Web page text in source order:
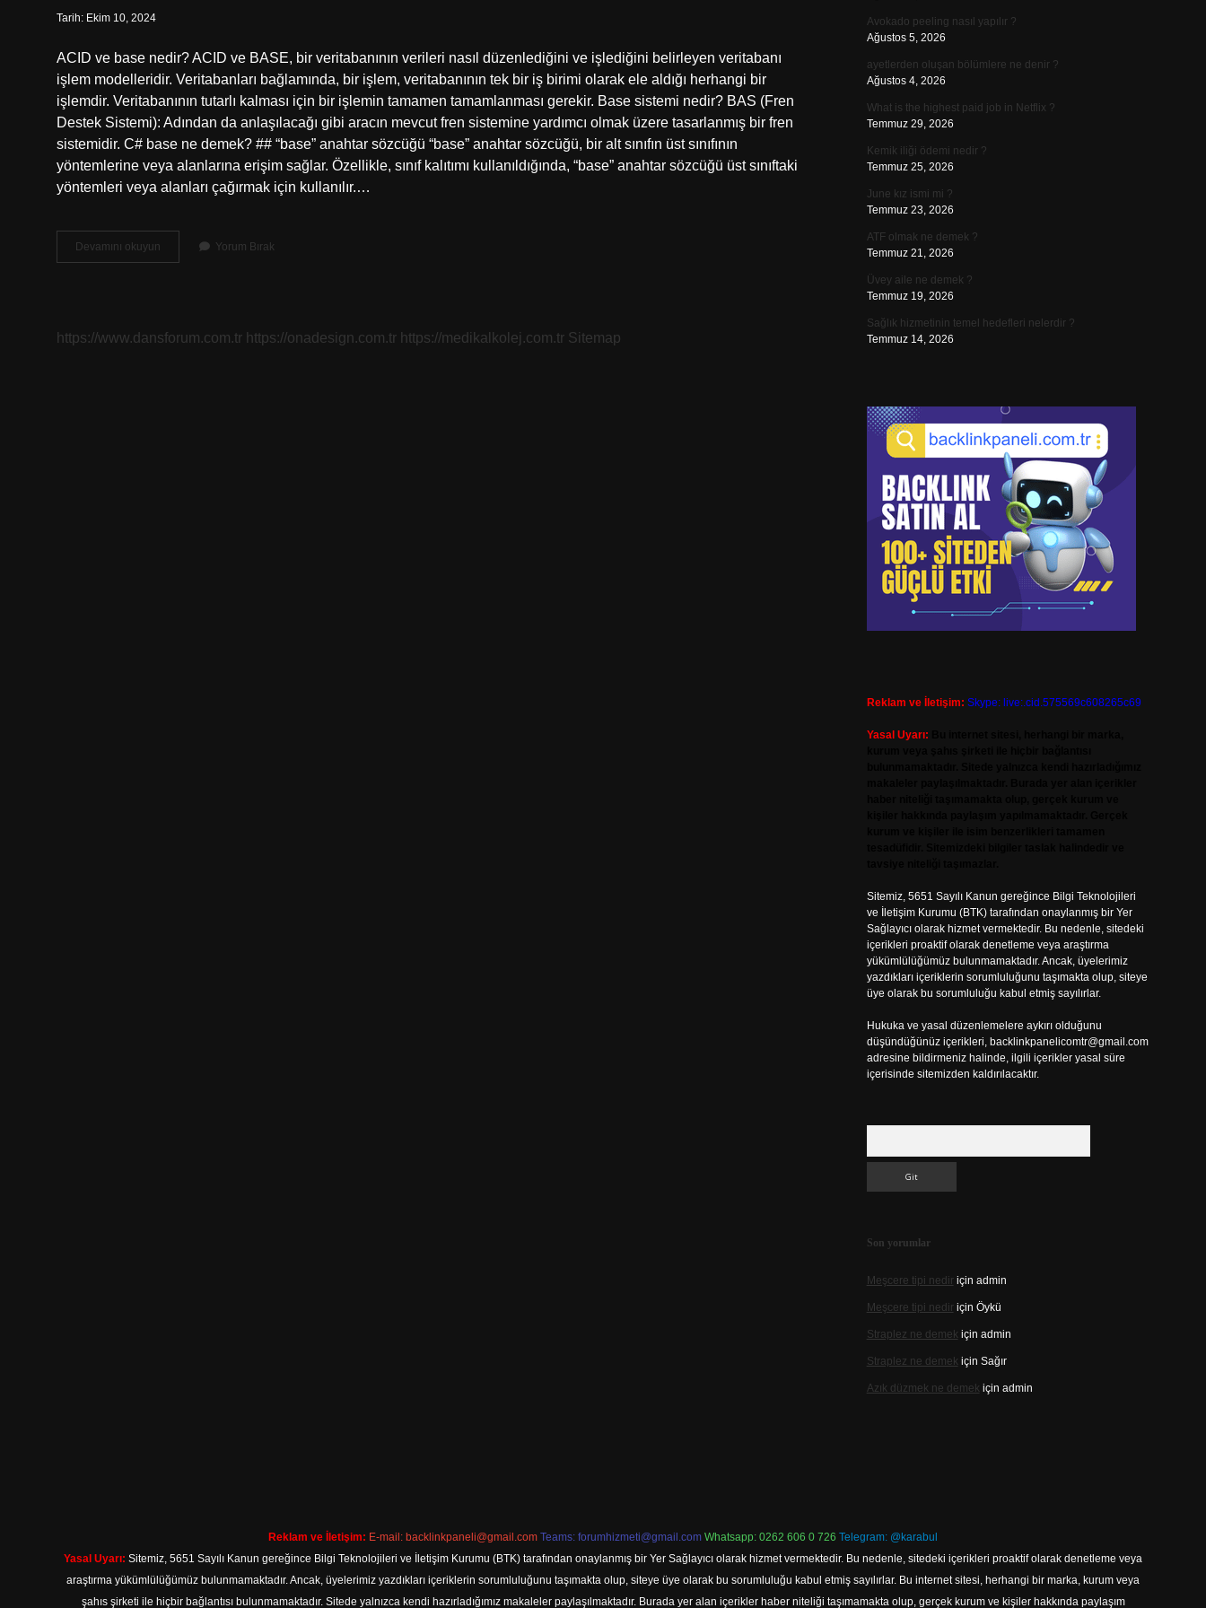
Tarih: Ekim 10, 2024
ACID ve base nedir? ACID ve BASE, bir veritabanının verileri nasıl düzenlediğini ve işlediğini belirleyen veritabanı
işlem modelleridir. Veritabanları bağlamında, bir işlem, veritabanının tek bir iş birimi olarak ele aldığı herhangi bir
işlemdir. Veritabanının tutarlı kalması için bir işlemin tamamen tamamlanması gerekir. Base sistemi nedir? BAS (Fren
Destek Sistemi): Adından da anlaşılacağı gibi aracın mevcut fren sistemine yardımcı olmak üzere tasarlanmış bir fren
sistemidir. C# base ne demek? ## “base” anahtar sözcüğü “base” anahtar sözcüğü, bir alt sınıfın üst sınıfının
yöntemlerine veya alanlarına erişim sağlar. Özellikle, sınıf kalıtımı kullanıldığında, “base” anahtar sözcüğü üst sınıftaki
yöntemleri veya alanları çağırmak için kullanılır.…
Devamını okuyun
Ne
Yorum Bırak
https://www.dansforum.com.tr https://onadesign.com.tr https://medikalkolej.com.tr Sitemap
Avokado peeling nasıl yapılır ?
Ağustos 5, 2026
ayetlerden oluşan bölümlere ne denir ?
Ağustos 4, 2026
What is the highest paid job in Netflix ?
Temmuz 29, 2026
Kemik iliği ödemi nedir ?
Temmuz 25, 2026
June kız ismi mi ?
Temmuz 23, 2026
ATF olmak ne demek ?
Temmuz 21, 2026
Üvey aile ne demek ?
Temmuz 19, 2026
Sağlık hizmetinin temel hedefleri nelerdir ?
Temmuz 14, 2026
Reklam ve İletişim: Skype: live:.cid.575569c608265c69
Yasal Uyarı:
Sitemiz, 5651 Sayılı Kanun gereğince Bilgi Teknolojileri
ve İletişim Kurumu (BTK) tarafından onaylanmış bir Yer
Sağlayıcı olarak hizmet vermektedir. Bu nedenle, sitedeki
içerikleri proaktif olarak denetleme veya araştırma
yükümlülüğümüz bulunmamaktadır. Ancak, üyelerimiz
yazdıkları içeriklerin sorumluluğunu taşımakta olup, siteye
üye olarak bu sorumluluğu kabul etmiş sayılırlar.
Hukuka ve yasal düzenlemelere aykırı olduğunu
düşündüğünüz içerikleri, backlinkpanelicomtr@gmail.com
adresine bildirmeniz halinde, ilgili içerikler yasal süre
içerisinde sitemizden kaldırılacaktır.
Son yorumlar
Meşcere tipi nediriçin admin
Meşcere tipi nediriçin Öykü
Straplez ne demek için admin
Straplez ne demek için Sağır
Azık düzmek ne demek için admin
Reklam ve İletişim: E-mail: backlinkpaneli@gmail.com Teams: forumhizmeti@gmail.com Whatsapp: 0262 606 0 726 Telegram: @karabul
Yasal Uyarı: Sitemiz, 5651 Sayılı Kanun gereğince Bilgi Teknolojileri ve İletişim Kurumu (BTK) tarafından onaylanmış bir Yer Sağlayıcı olarak hizmet vermektedir. Bu nedenle, sitedeki içerikleri proaktif olarak denetleme veya
araştırma yükümlülüğümüz bulunmamaktadır. Ancak, üyelerimiz yazdıkları içeriklerin sorumluluğunu taşımakta olup, siteye üye olarak bu sorumluluğu kabul etmiş sayılırlar. Bu internet sitesi, herhangi bir marka, kurum veya
şahıs şirketi ile hiçbir bağlantısı bulunmamaktadır. Sitede yalnızca kendi hazırladığımız makaleler paylaşılmaktadır. Burada yer alan içerikler haber niteliği taşımamakta olup, gerçek kurum ve kişiler hakkında paylaşım